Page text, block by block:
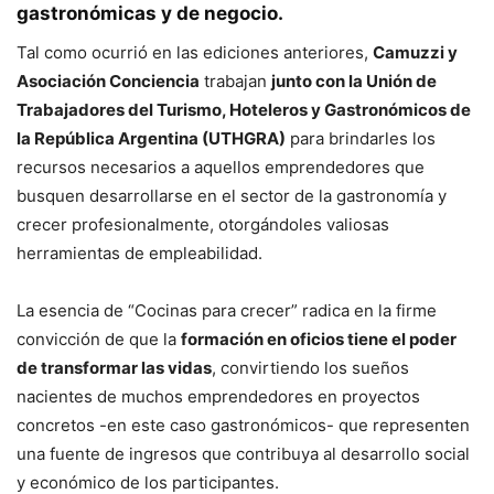
gastronómicas y de negocio.
Tal como ocurrió en las ediciones anteriores, Camuzzi y
Asociación Conciencia trabajan junto con la Unión de
Trabajadores del Turismo, Hoteleros y Gastronómicos de
la República Argentina (UTHGRA) para brindarles los
recursos necesarios a aquellos emprendedores que
busquen desarrollarse en el sector de la gastronomía y
crecer profesionalmente, otorgándoles valiosas
herramientas de empleabilidad.
La esencia de “Cocinas para crecer” radica en la firme
convicción de que la formación en oficios tiene el poder
de transformar las vidas, convirtiendo los sueños
nacientes de muchos emprendedores en proyectos
concretos -en este caso gastronómicos- que representen
una fuente de ingresos que contribuya al desarrollo social
y económico de los participantes.